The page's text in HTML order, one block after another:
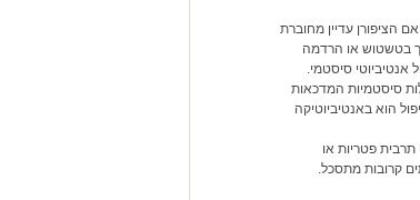
הציפורן עדיין מחוברת
בטשטוש או הרדמה
אנטיביוטי סיסטמי.
סיסטמיות המדכאות
הוא באנטיביוטיקה
תרבית פטריות או
שיפור קליני, ולעיתים קרובות מתסכל.